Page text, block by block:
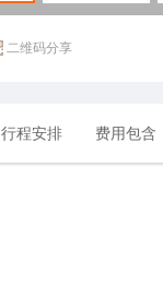
二维码分享
行程安排 费用包含